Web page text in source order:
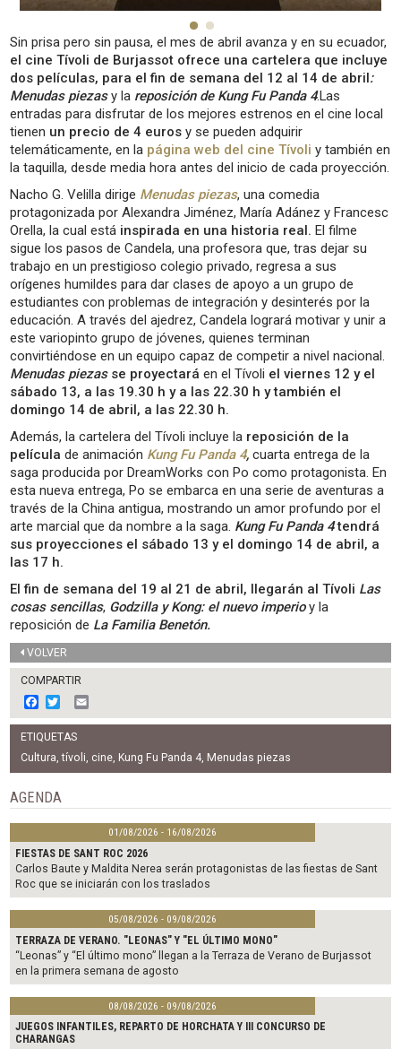
Sin prisa pero sin pausa, el mes de abril avanza y en su ecuador,
el cine Tívoli de Burjassot ofrece una cartelera que incluye
dos películas, para el fin de semana del 12 al 14 de abril:
Menudas piezasy la reposición de Kung Fu Panda 4.Las
entradas para disfrutar de los mejores estrenos en el cine local
tienen un precio de 4 euros y se pueden adquirir
telemáticamente, en la página web del cine Tívoli y también en
la taquilla, desde media hora antes del inicio de cada proyección.
Nacho G. Velilla dirige Menudas piezas, una comedia
protagonizada por Alexandra Jiménez, María Adánez y Francesc
Orella, la cual está inspirada en una historia real. El filme
sigue los pasos de Candela, una profesora que, tras dejar su
trabajo en un prestigioso colegio privado, regresa a sus
orígenes humildes para dar clases de apoyo a un grupo de
estudiantes con problemas de integración y desinterés por la
educación. A través del ajedrez, Candela logrará motivar y unir a
este variopinto grupo de jóvenes, quienes terminan
convirtiéndose en un equipo capaz de competir a nivel nacional.
Menudas piezas se proyectará en el Tívoli el viernes 12 y el
sábado 13, a las 19.30 h y a las 22.30 h y también el
domingo 14 de abril, a las 22.30 h.
Además, la cartelera del Tívoli incluye la reposición de la
película de animación Kung Fu Panda 4, cuarta entrega de la
saga producida por DreamWorks con Po como protagonista. En
esta nueva entrega, Po se embarca en una serie de aventuras a
través de la China antigua, mostrando un amor profundo por el
arte marcial que da nombre a la saga. Kung Fu Panda 4tendrá
sus proyecciones el sábado 13 y el domingo 14 de abril, a
las 17 h.
El fin de semana del 19 al 21 de abril, llegarán al Tívoli Las
cosas sencillas, Godzilla y Kong: el nuevo imperioy la
reposición de La Familia Benetón.
VOLVER
COMPARTIR
F
a
c
e
b
o
o
k
w
i
t
t
e
m
a
l
ETIQUETAS
Cultura,tívoli, cine, Kung Fu Panda 4, Menudas piezas
AGENDA
01/08/2026 - 16/08/2026
FIESTAS DE SANT ROC 2026
Carlos Baute y Maldita Nerea serán protagonistas de las fiestas de Sant
Roc que se iniciarán con los traslados
05/08/2026 - 09/08/2026
TERRAZA DE VERANO. "LEONAS" Y "EL ÚLTIMO MONO"
“Leonas” y “El último mono” llegan a la Terraza de Verano de Burjassot
en la primera semana de agosto
08/08/2026 - 09/08/2026
JUEGOS INFANTILES, REPARTO DE HORCHATA Y III CONCURSO DE
CHARANGAS